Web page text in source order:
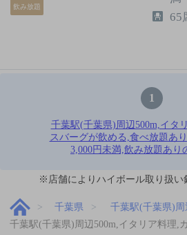
飲み放題
65
1
千葉駅(千葉県)周辺500m,イタ
スバーグが飲める,食べ放題あ
3,000円未満,飲み放題あり
※店舗によりハイボール取り扱い
千葉県
千葉駅(千葉県)周
千葉駅(千葉県)周辺500m,イタリア料理,